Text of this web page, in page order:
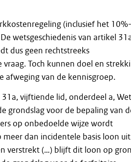
(inclusief het 10%-
wetsgeschiedenis van artikel
dus geen rechtstreeks
Toch kunnen doel en
afweging van de kennisgroep.
vijftiende lid, onderdeel a, Wet
grondslag voor de bepaling van
op onbedoelde wijze wordt
dan incidentele basis loon uit
verstrekt (…) blijft dit loon op